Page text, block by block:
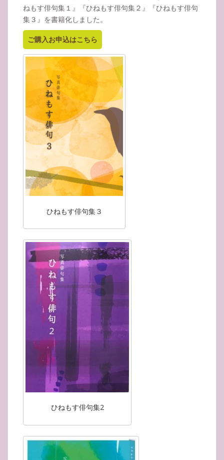
ねもす俳句集１』『ひねもす俳句集２』『ひねもす俳句
集３』を書籍化しました。
ご購入お申込はこちら
ひねもす俳句集３
ひねもす俳句集2